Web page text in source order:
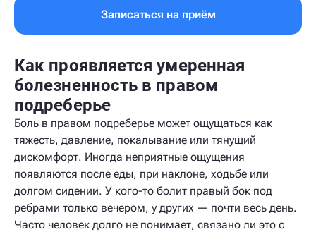
Записаться на приём
Как проявляется умеренная
болезненность в правом
подреберье
Боль в правом подреберье может ощущаться как
тяжесть, давление, покалывание или тянущий
дискомфорт. Иногда неприятные ощущения
появляются после еды, при наклоне, ходьбе или
долгом сидении. У кого-то болит правый бок под
ребрами только вечером, у других — почти весь день.
Часто человек долго не понимает, связано ли это с